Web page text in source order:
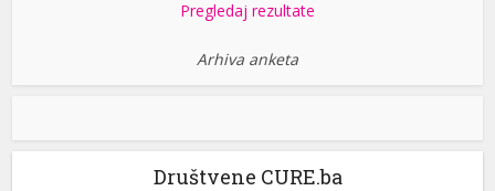
Pregledaj rezultate
Arhiva anketa
Društvene CURE.ba